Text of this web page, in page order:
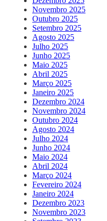
Novembro 2025
Outubro 2025
Setembro 2025
Agosto 2025
Julho 2025
Junho 2025
Maio 2025
Abril 2025
Março 2025
Janeiro 2025
Dezembro 2024
Novembro 2024
Outubro 2024
Agosto 2024
Julho 2024
Junho 2024
Maio 2024
Abril 2024
Março 2024
Fevereiro 2024
Janeiro 2024
Dezembro 2023
Novembro 2023